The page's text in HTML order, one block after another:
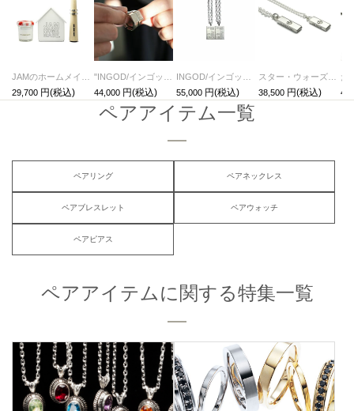
29,700
44,000
55,000
スター・ウォーズ"STARWARS™"メッセージペアネックレス
38,500
ペアアイテム一覧
ペアリング ペアネックレス
ペアブレスレット ペアウォッチ
ペアピアス
ペアアイテムに関する特集一覧